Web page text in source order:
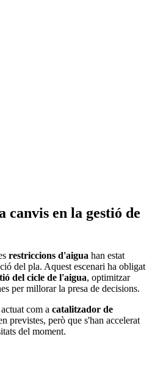
canvis en la gestió de
restriccions d'aigua han estat
del pla. Aquest escenari ha obligat
del cicle de l'aigua, optimitzar
per millorar la presa de decisions.
com a catalitzador de
previstes, però que s'han accelerat
del moment.